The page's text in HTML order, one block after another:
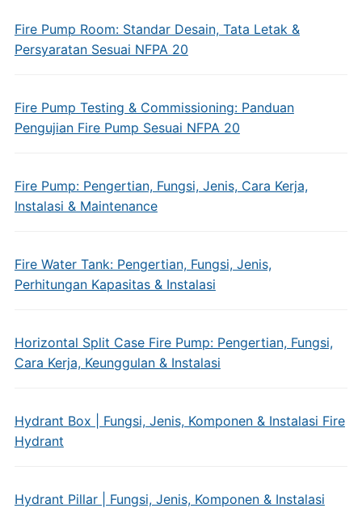
Fire Pump Room: Standar Desain, Tata Letak &
Persyaratan Sesuai NFPA 20
Fire Pump Testing & Commissioning: Panduan
Pengujian Fire Pump Sesuai NFPA 20
Fire Pump: Pengertian, Fungsi, Jenis, Cara Kerja,
Instalasi & Maintenance
Fire Water Tank: Pengertian, Fungsi, Jenis,
Perhitungan Kapasitas & Instalasi
Horizontal Split Case Fire Pump: Pengertian, Fungsi,
Cara Kerja, Keunggulan & Instalasi
Hydrant Box | Fungsi, Jenis, Komponen & Instalasi Fire
Hydrant
Hydrant Pillar | Fungsi, Jenis, Komponen & Instalasi